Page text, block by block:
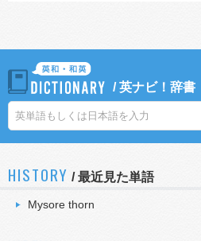
/英ナビ！辞書
HISTORY /最近見た単語
Mysore thorn